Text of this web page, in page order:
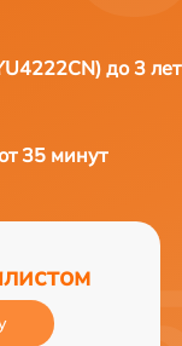
до 3 лет
35 минут